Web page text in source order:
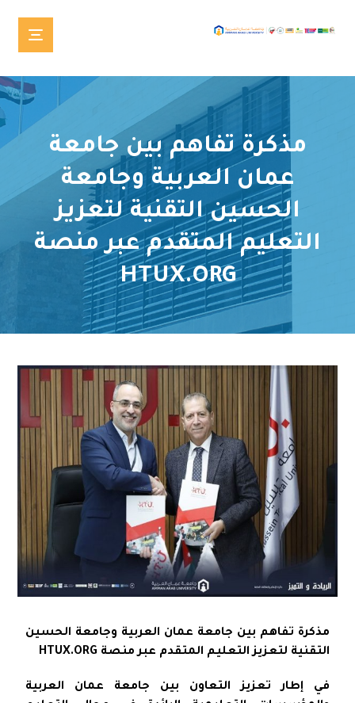
مذكرة تفاهم بين جامعة
عمان العربية وجامعة
الحسين التقنية لتعزيز
التعليم المتقدم عبر منصة
HTUX.ORG
مذكرة تفاهم بين جامعة عمان العربية وجامعة الحسين
التقنية لتعزيز التعليم المتقدم عبر منصة HTUX.ORG
في إطار تعزيز التعاون بين جامعة عمان العربية